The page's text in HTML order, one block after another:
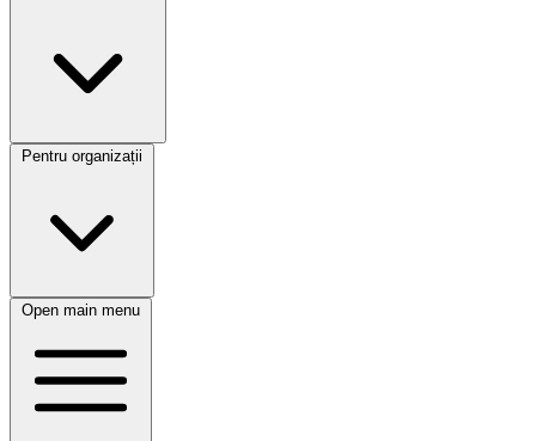
Pentru organizații
Open main menu